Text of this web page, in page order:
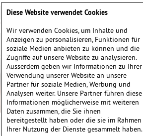
Diese Website verwendet Cookies
Wir verwenden Cookies, um Inhalte und
Anzeigen zu personalisieren, Funktionen für
soziale Medien anbieten zu können und die
Zugriffe auf unsere Website zu analysieren.
Ausserdem geben wir Informationen zu Ihrer
Verwendung unserer Website an unsere
Partner für soziale Medien, Werbung und
Analysen weiter. Unsere Partner führen diese
Informationen möglicherweise mit weiteren
Daten zusammen, die Sie ihnen
bereitgestellt haben oder die sie im Rahmen
Ihrer Nutzung der Dienste gesammelt haben.